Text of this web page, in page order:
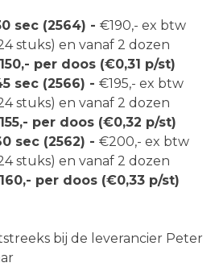
sec (2564) - €190,- ex btw
stuks) en vanaf 2 dozen
per doos (€0,31 p/st)
sec (2566) - €195,- ex btw
stuks) en vanaf 2 dozen
per doos (€0,32 p/st)
sec (2562) - €200,- ex btw
stuks) en vanaf 2 dozen
per doos (€0,33 p/st)
bij de leverancier Peter